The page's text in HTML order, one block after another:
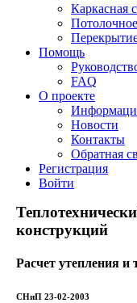
Каркасная
Помощь
FAQ
О проекте
Новости
Контакты
Обратная
Регистрация
Войти
конструкций
Расчет утепления
СНиП 23-02-2003